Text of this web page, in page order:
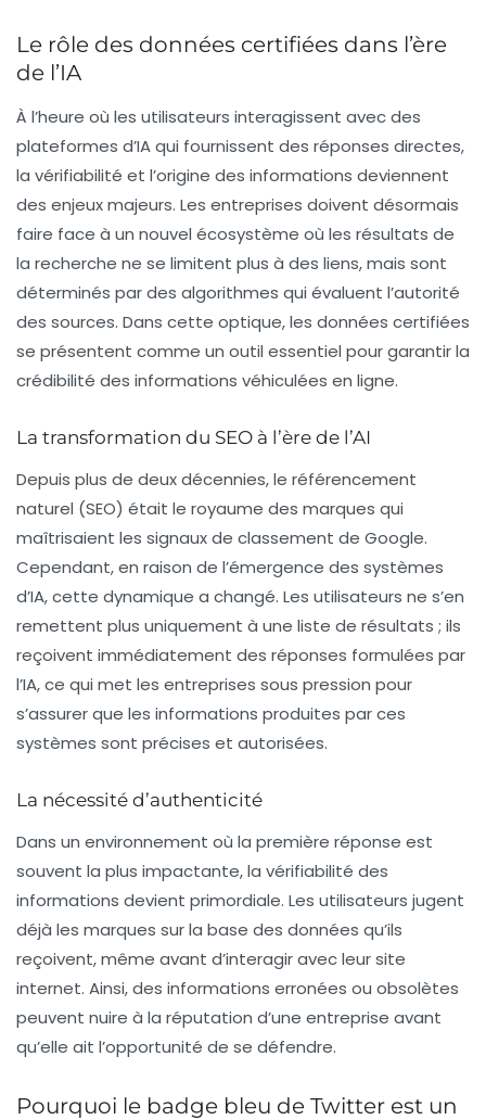
Le rôle des données certifiées dans l’ère
de l’IA
À l’heure où les utilisateurs interagissent avec des
plateformes d’IA qui fournissent des réponses directes,
la vérifiabilité et l’origine des informations deviennent
des enjeux majeurs. Les entreprises doivent désormais
faire face à un nouvel écosystème où les résultats de
la recherche ne se limitent plus à des liens, mais sont
déterminés par des algorithmes qui évaluent l’autorité
des sources. Dans cette optique, les données certifiées
se présentent comme un outil essentiel pour garantir la
crédibilité des informations véhiculées en ligne.
La transformation du SEO à l’ère de l’AI
Depuis plus de deux décennies, le référencement
naturel (SEO) était le royaume des marques qui
maîtrisaient les signaux de classement de Google.
Cependant, en raison de l’émergence des systèmes
d’IA, cette dynamique a changé. Les utilisateurs ne s’en
remettent plus uniquement à une liste de résultats ; ils
reçoivent immédiatement des réponses formulées par
l’IA, ce qui met les entreprises sous pression pour
s’assurer que les informations produites par ces
systèmes sont précises et autorisées.
La nécessité d’authenticité
Dans un environnement où la première réponse est
souvent la plus impactante, la vérifiabilité des
informations devient primordiale. Les utilisateurs jugent
déjà les marques sur la base des données qu’ils
reçoivent, même avant d’interagir avec leur site
internet. Ainsi, des informations erronées ou obsolètes
peuvent nuire à la réputation d’une entreprise avant
qu’elle ait l’opportunité de se défendre.
Pourquoi le badge bleu de Twitter est un